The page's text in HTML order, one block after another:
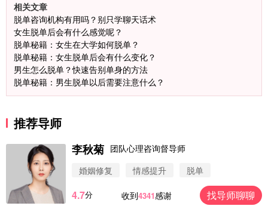
相关文章
脱单咨询机构有用吗？别只学聊天话术
女生脱单后会有什么感觉呢？
脱单秘籍：女生在大学如何脱单？
脱单秘籍：女生脱单后会有什么变化？
男生怎么脱单？快速告别单身的方法
脱单秘籍：男生脱单以后需要注意什么？
推荐导师
李秋菊 团队心理咨询督导师
婚姻修复
情感提升 脱单
4.7分 收到4341感谢 找导师聊聊
微信用户 圆圈 通过此页面咨询，已获得专属情感方